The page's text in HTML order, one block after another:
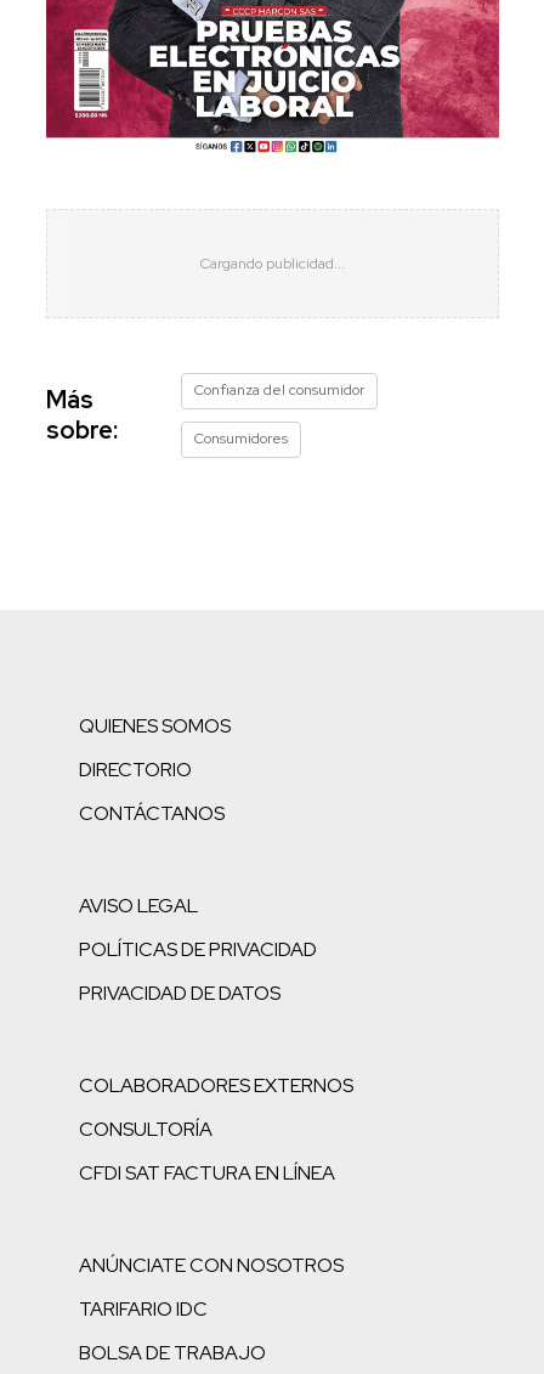
Más
sobre:
Confianza del consumidor
Consumidores
QUIENES SOMOS
DIRECTORIO
CONTÁCTANOS
AVISO LEGAL
POLÍTICAS DE PRIVACIDAD
PRIVACIDAD DE DATOS
COLABORADORES EXTERNOS
CONSULTORÍA
CFDI SAT FACTURA EN LÍNEA
ANÚNCIATE CON NOSOTROS
TARIFARIO IDC
BOLSA DE TRABAJO